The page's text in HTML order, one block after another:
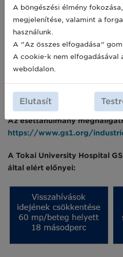
A Tokai University Hospital
amelyekkel demonstrálja a
előnyeit. A tanulmányok
a webinárban.
Az esettanulmány
https://www.gs1.org/
A Tokai University Hospital
által elért előnyei:
A böngészési élmény
megjelenítése, valamint a
használunk.
A "Az összes elfogadása"
A cookie-k nem elfogadásával
weboldalon.
Elutasít